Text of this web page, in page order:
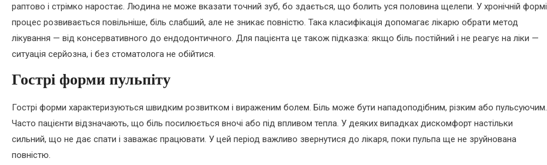
раптово і стрімко наростає. Людина не може вказати точний зуб, бо здається, що болить уся половина щелепи. У хронічній формі
процес розвивається повільніше, біль слабший, але не зникає повністю. Така класифікація допомагає лікарю обрати метод
лікування — від консервативного до ендодонтичного. Для пацієнта це також підказка: якщо біль постійний і не реагує на ліки —
ситуація серйозна, і без стоматолога не обійтися.
Гострі форми пульпіту
Гострі форми характеризуються швидким розвитком і вираженим болем. Біль може бути нападоподібним, різким або пульсуючим.
Часто пацієнти відзначають, що біль посилюється вночі або під впливом тепла. У деяких випадках дискомфорт настільки
сильний, що не дає спати і заважає працювати. У цей період важливо звернутися до лікаря, поки пульпа ще не зруйнована
повністю.